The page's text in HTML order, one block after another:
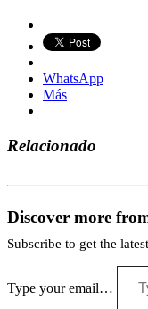
WhatsApp
Más
Relacionado
Discover more
Subscribe to get the
Type your email…